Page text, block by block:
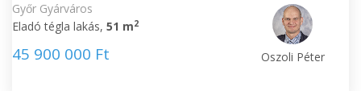
Győr Gyárváros
Eladó tégla lakás, 51 m2
45 900 000 Ft Oszoli Péter